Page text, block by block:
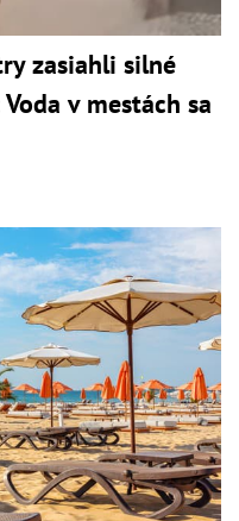
zasiahli silné
v mestách sa